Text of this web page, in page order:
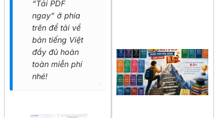
“Tải PDF
ngay” ở phía
trên để tải về
bản tiếng Việt
đầy đủ hoàn
toàn miễn phí
nhé!